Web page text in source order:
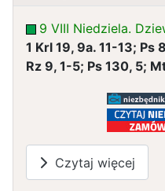
9 VIII Niedziela.
1 Krl 19, 9a. 11-13; Ps
Rz 9, 1-5; Ps 130, 5;
Czytaj więcej